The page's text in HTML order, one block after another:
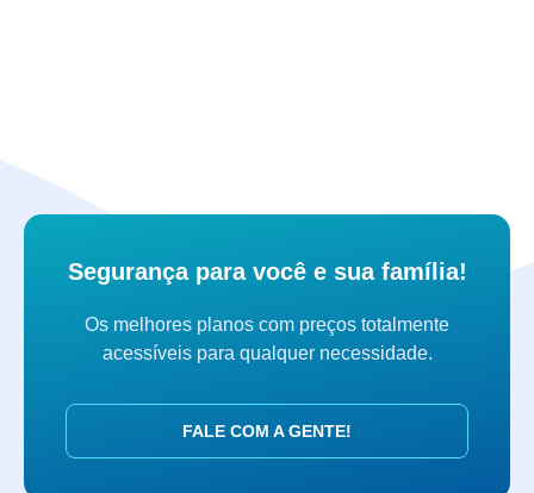
Segurança para você e sua família!
Os melhores planos com preços totalmente
acessíveis para qualquer necessidade.
FALE COM A GENTE!